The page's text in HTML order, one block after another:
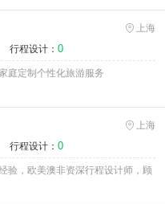
上海
行程设计： 0
庭定制个性化旅游服务
上海
行程设计： 0
验，欧美澳非资深行程设计师，顾